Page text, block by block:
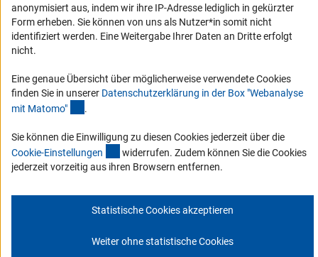
Barriere melden
DFG-aktuell
schauen Sie sich die Ausgaben online an.
Impressum Datenschutz Cookie-Einstellungen
Kontakt
anonymisiert aus, indem wir ihre IP-Adresse lediglich in gekürzter
Form erheben. Sie können von uns als Nutzer*in somit nicht
identifiziert werden. Eine Weitergabe Ihrer Daten an Dritte erfolgt
nicht.
Eine genaue Übersicht über möglicherweise verwendete Cookies
finden Sie in unserer Datenschutzerklärung in der Box "Webanalyse
mit Matomo" .
Sie können die Einwilligung zu diesen Cookies jederzeit über die
Cookie-Einstellungen (interner Link)
widerrufen. Zudem können Sie die Cookies
jederzeit vorzeitig aus ihren Browsern entfernen.
Statistische Cookies akzeptieren
Weiter ohne statistische Cookies